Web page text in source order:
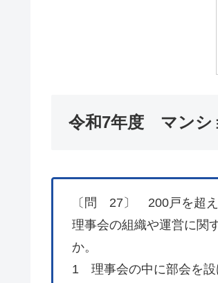
令和7年度 マンシ
〔問 27〕 200戸を超え
理事会の組織や運営に関
か。
1 理事会の中に部会を設